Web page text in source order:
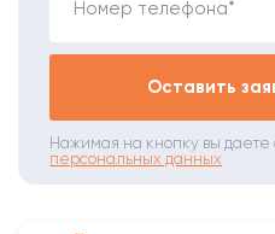
Номер телефона*
Оставить
Нажимая на кнопку вы даете
персональных данных